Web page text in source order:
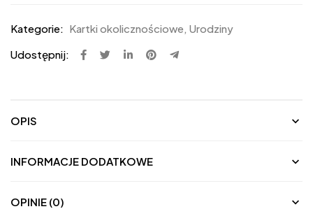
Kategorie: Kartki okolicznościowe, Urodziny
Udostępnij:
OPIS
INFORMACJE DODATKOWE
OPINIE (0)